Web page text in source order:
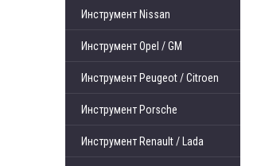
Инструмент Nissan
Инструмент Opel / GM
Инструмент Peugeot / Citroen
Инструмент Porsche
Инструмент Renault / Lada